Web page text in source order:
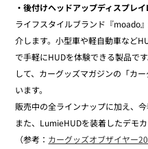
・後付けヘッドアップディスプレ
ライフスタイルブランド『moado
介します。小型車や軽自動車など
で手軽にHUDを体験できる製品で
して、カーグッズマガジンの「カ
います。
販売中の全ラインナップに加え、
また、LumieHUDを装着したデモカ
（参考： カーグッズオブザイヤー